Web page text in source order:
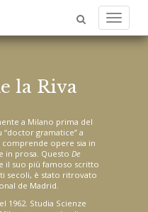
Menu
la Riva
a Milano prima del
“doctor gramatice” a
opere sia in
in prosa. Questo De
il suo più famoso scritto
secoli, è stato ritrovato
de Madrid.
1962. Studia Scienze